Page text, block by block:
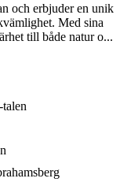
och erbjuder en unik
Med sina
till både natur o...